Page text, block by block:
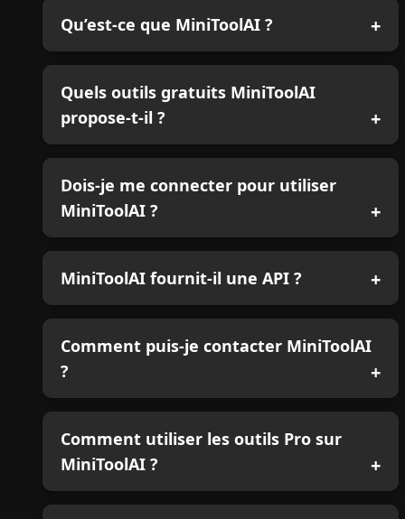
Qu’est-ce que MiniToolAI ?
Quels outils gratuits MiniToolAI
propose-t-il ?
Dois-je me connecter pour utiliser
MiniToolAI ?
MiniToolAI fournit-il une API ?
Comment puis-je contacter MiniToolAI
?
Comment utiliser les outils Pro sur
MiniToolAI ?